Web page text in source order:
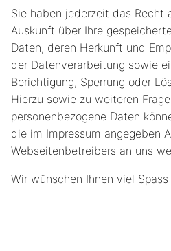
Sie haben jederzeit das Recht
Auskunft über Ihre
Daten, deren Herkunft und
der Datenverarbeitung sowie
Berichtigung, Sperrung oder
Hierzu sowie zu weiteren
personenbezogene Daten
die im Impressum angegeben
Webseitenbetreibers an uns
Wir wünschen Ihnen viel